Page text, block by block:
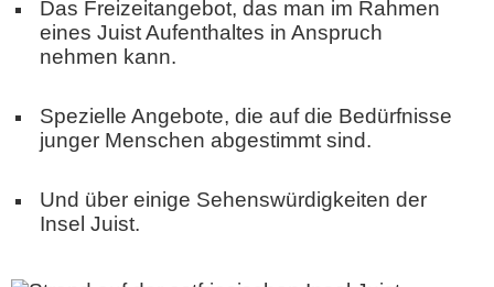
Das Freizeitangebot, das man im Rahmen
eines Juist Aufenthaltes in Anspruch
nehmen kann.
Spezielle Angebote, die auf die Bedürfnisse
junger Menschen abgestimmt sind.
Und über einige Sehenswürdigkeiten der
Insel Juist.